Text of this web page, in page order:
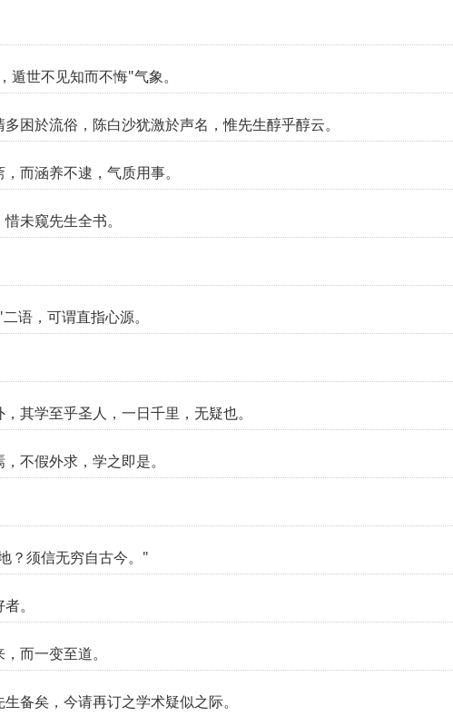
世不见知而不悔"气象。
困於流俗，陈白沙犹激於声名，惟先生醇乎醇云。
而涵养不逮，气质用事。
未窥先生全书。
语，可谓直指心源。
其学至乎圣人，一日千里，无疑也。
不假外求，学之即是。
？须信无穷自古今。"
。
而一变至道。
备矣，今请再订之学术疑似之际。